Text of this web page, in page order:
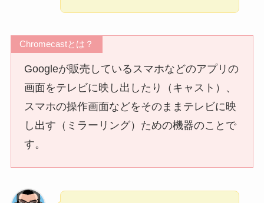
Chromecastとは？
Googleが販売しているスマホなどのアプリの
画面をテレビに映し出したり（キャスト）、
スマホの操作画面などをそのままテレビに映
し出す（ミラーリング）ための機器のことで
す。